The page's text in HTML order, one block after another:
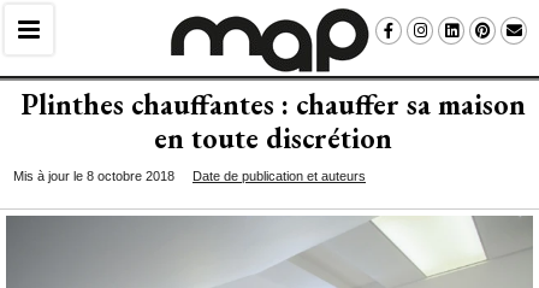
Plinthes chauffantes : chauffer sa maison
en toute discrétion
Mis à jour le 8 octobre 2018 Date de publication et auteurs